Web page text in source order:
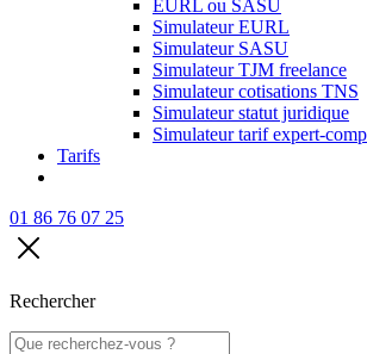
EURL ou SASU
Simulateur EURL
Simulateur SASU
Simulateur TJM freelance
Simulateur cotisations TNS
Simulateur statut juridique
Simulateur tarif expert-
Tarifs
01 86 76 07 25
Rechercher